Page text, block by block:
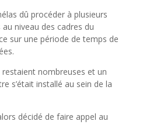
dû procéder à plusieurs
niveau des cadres du
sur une période de temps de
restaient nombreuses et un
s’était installé au sein de la
décidé de faire appel au